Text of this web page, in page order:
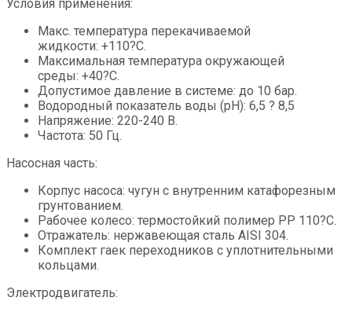
Условия применения:
Макс. температура перекачиваемой
жидкости: +110?С.
Максимальная температура окружающей
среды: +40?С.
Допустимое давление в системе: до 10 бар.
Водородный показатель воды (pH): 6,5 ? 8,5
Напряжение: 220-240 В.
Частота: 50 Гц.
Насосная часть:
Корпус насоса: чугун с внутренним катафорезным
грунтованием.
Рабочее колесо: термостойкий полимер PP 110?С.
Отражатель: нержавеющая сталь AISI 304.
Комплект гаек переходников с уплотнительными
кольцами.
Электродвигатель: